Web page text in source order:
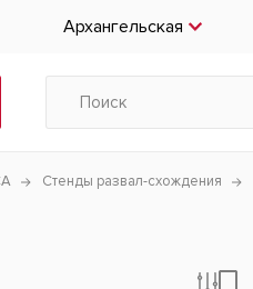
Архангельская
Стенды развал-схождения